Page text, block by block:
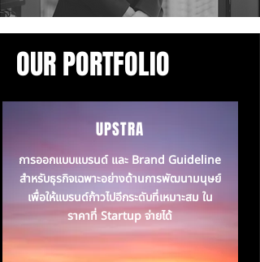
OUR PORTFOLIO
UPSTRA
การออกแบบแบรนด์ และ Brand Guideline
สำหรับธุรกิจเฉพาะอย่างด้านการพัฒนามนุษย์
เพื่อให้แบรนด์ก้าวไปอีกระดับที่เหมาะสม ใน
ราคาที่ Startup จ่ายได้